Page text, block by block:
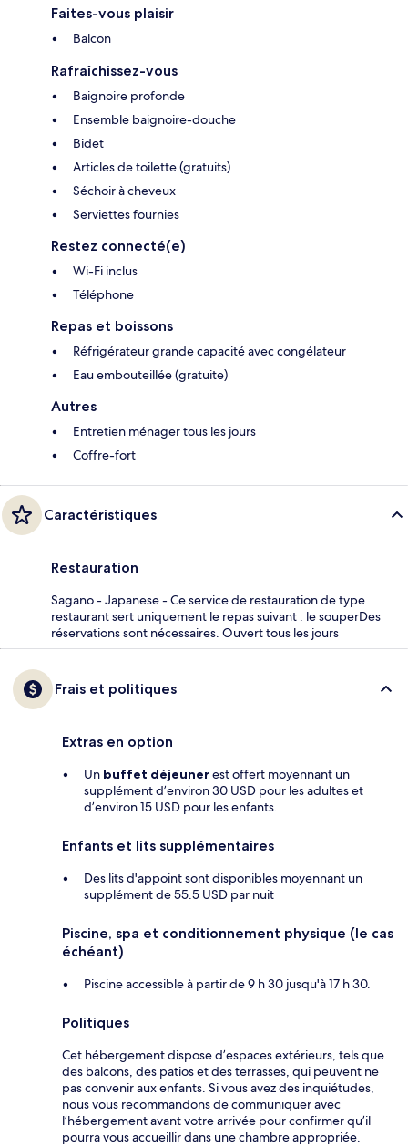
Faites-vous plaisir
Balcon
Rafraîchissez-vous
Baignoire profonde
Ensemble baignoire-douche
Bidet
Articles de toilette (gratuits)
Séchoir à cheveux
Serviettes fournies
Restez connecté(e)
Wi-Fi inclus
Téléphone
Repas et boissons
Réfrigérateur grande capacité avec congélateur
Eau embouteillée (gratuite)
Autres
Entretien ménager tous les jours
Coffre-fort
Caractéristiques
Restauration
Sagano - Japanese - Ce service de restauration de type
restaurant sert uniquement le repas suivant : le souperDes
réservations sont nécessaires. Ouvert tous les jours
Frais et politiques
Extras en option
Un buffet déjeunerest offert moyennant un
supplément d’environ 30 USD pour les adultes et
d’environ 15 USD pour les enfants.
Enfants et lits supplémentaires
Des lits d'appoint sont disponibles moyennant un
supplément de 55.5 USD par nuit
Piscine, spa et conditionnement physique (le cas
échéant)
Piscine accessible à partir de 9 h 30 jusqu'à 17 h 30.
Politiques
Cet hébergement dispose d’espaces extérieurs, tels que
des balcons, des patios et des terrasses, qui peuvent ne
pas convenir aux enfants. Si vous avez des inquiétudes,
nous vous recommandons de communiquer avec
l’hébergement avant votre arrivée pour confirmer qu’il
pourra vous accueillir dans une chambre appropriée.